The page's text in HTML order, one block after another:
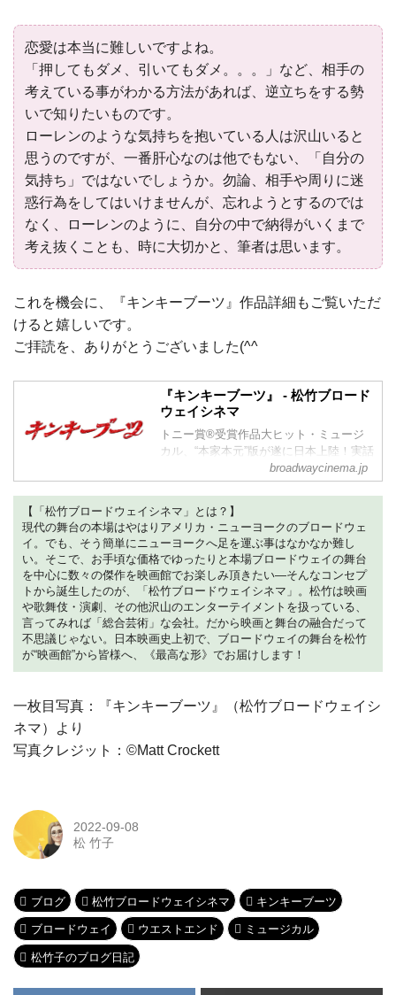
恋愛は本当に難しいですよね。
「押してもダメ、引いてもダメ。。。」など、相手の
考えている事がわかる方法があれば、逆立ちをする勢
いで知りたいものです。
ローレンのような気持ちを抱いている人は沢山いると
思うのですが、一番肝心なのは他でもない、「自分の
気持ち」ではないでしょうか。勿論、相手や周りに迷
惑行為をしてはいけませんが、忘れようとするのでは
なく、ローレンのように、自分の中で納得がいくまで
考え抜くことも、時に大切かと、筆者は思います。
これを機会に、『キンキーブーツ』作品詳細もご覧いただ
けると嬉しいです。
ご拝読を、ありがとうございました(^^ゞ
『キンキーブーツ』 - 松竹ブロード
ウェイシネマ
トニー賞®受賞作品大ヒット・ミュージ
カル、“本家本元”版が遂に日本上陸！実話
を元にした映画『キンキーブーツ』か
ら、ニューヨーク・ブロードウェイ界の
脚本とシンディ・ローパーの作詞作曲に
よる、記録破りのミュージカルが誕生！
©Matt Crockett
ストーリー
みんなと同じより、自分の個性で生きて
みる。
舞台はイギリスの倒産しそうな靴工場。
自分の意思に反して、跡継ぎのチャーリ
ーは経営困難に苦しむ。そんな中、チャ
ーリーはドラァグクィーンのローラと仲
broadwaycinema.jp
【「松竹ブロードウェイシネマ」とは？】
現代の舞台の本場はやはりアメリカ・ニューヨークのブロードウェ
イ。でも、そう簡単にニューヨークへ足を運ぶ事はなかなか難し
い。そこで、お手頃な価格でゆったりと本場ブロードウェイの舞台
を中心に数々の傑作を映画館でお楽しみ頂きたい―そんなコンセプ
トから誕生したのが、「松竹ブロードウェイシネマ」。松竹は映画
や歌舞伎・演劇、その他沢山のエンターテイメントを扱っている、
言ってみれば「総合芸術」な会社。だから映画と舞台の融合だって
不思議じゃない。日本映画史上初で、ブロードウェイの舞台を松竹
が“映画館”から皆様へ、《最高な形》でお届けします！
一枚目写真：『キンキーブーツ』（松竹ブロードウェイシ
ネマ）より
写真クレジット：©Matt Crockett
2022-09-08
松 竹子
ブログ 松竹ブロードウェイシネマ キンキーブーツ
ブロードウェイ ウエストエンド ミュージカル
松竹子のブログ日記